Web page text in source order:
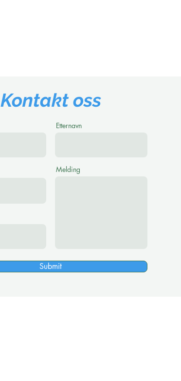
Kontakt oss
Etternavn
Melding
Submit